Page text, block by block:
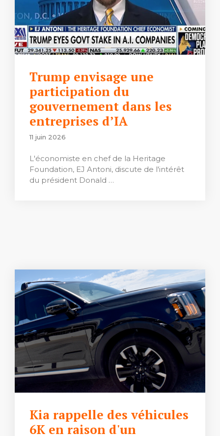
Trump envisage une
participation du
gouvernement dans les
entreprises d’IA
11 juin 2026
L'économiste en chef de la Heritage
Foundation, EJ Antoni, discute de l'intérêt
du président Donald …
Kia rappelle des véhicules
6K en raison d'un